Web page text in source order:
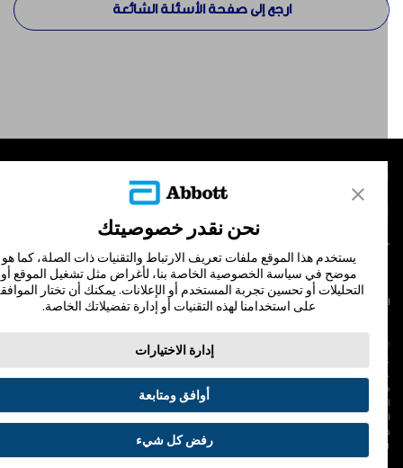
ارجع إلى صفحة الأسئلة الشائعة
والأحكام سياسة الخصوصية
المجس، فري ستايل، وليبري، والعلامات التجارية ذات الصلة هي علامات لشركة أبوت
لا يجوز استخدام أي علامة تجارية أو الاسم التجاري أو المظهر التجاري لأبوت في هذا الموقع
دون الحصول على إذن كتابي مسبق من أبوت، إلا لتحديد منتج أو خدمات الشركة. هذا
والمعلومات التي تحتويه مقصودة لسكان دولة جمهورية مصر العربية فقط. إن
والبيانات الواردة صورية لأغراض توضيحية فقط. ولا تمثل مريضًا حقيقيًا أو بيانات
ADC-53188-
نحن نقدر خصوصيتك
يستخدم هذا الموقع ملفات تعريف الارتباط والتقنيات ذات الصلة، كما هو
موضح في سياسة الخصوصية الخاصة بنا، لأغراض مثل تشغيل الموقع أو
التحليلات أو تحسين تجربة المستخدم أو الإعلانات. يمكنك أن تختار الموافقة
على استخدامنا لهذه التقنيات أو إدارة تفضيلاتك الخاصة.
إدارة الاختيارات
أوافق ومتابعة
رفض كل شيء